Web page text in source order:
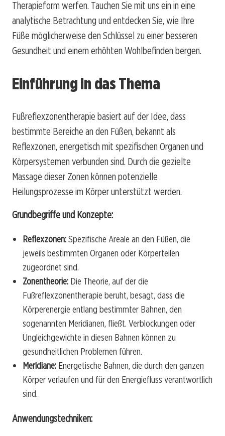
Therapieform werfen. Tauchen Sie mit uns ein in eine
analytische Betrachtung und entdecken Sie, wie Ihre
Füße möglicherweise den Schlüssel zu einer besseren
Gesundheit und einem erhöhten Wohlbefinden bergen.
Einführung in das Thema
Fußreflexzonentherapie basiert auf der Idee, dass
bestimmte Bereiche an den Füßen, bekannt als
Reflexzonen, energetisch mit spezifischen Organen und
Körpersystemen verbunden sind. Durch die gezielte
Massage dieser Zonen können potenzielle
Heilungsprozesse im Körper unterstützt werden.
Grundbegriffe und Konzepte:
Reflexzonen:Spezifische Areale an den Füßen, die
jeweils bestimmten Organen oder Körperteilen
zugeordnet sind.
Zonentheorie: Die Theorie, auf der die
Fußreflexzonentherapie beruht, besagt, dass die
Körperenergie entlang bestimmter Bahnen, den
sogenannten Meridianen, fließt. Verblockungen oder
Ungleichgewichte in diesen Bahnen können zu
gesundheitlichen Problemen führen.
Meridiane: Energetische Bahnen, die durch den ganzen
Körper verlaufen und für den Energiefluss verantwortlich
sind.
Anwendungstechniken: